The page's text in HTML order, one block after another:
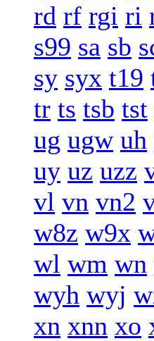
rd rf rgi ri
s99 sa sb
sy syx t19
tr ts tsb tst
ug ugw uh
uy uz uzz
vl vn vn2
w8z w9x
wl wm wn
wyh wyj
xn xnn xo